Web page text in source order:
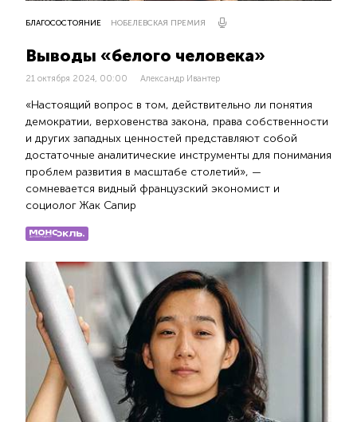
БЛАГОСОСТОЯНИЕ НОБЕЛЕВСКАЯ ПРЕМИЯ
Выводы «белого человека»
21 октября 2024, 00:00 Александр Ивантер
«Настоящий вопрос в том, действительно ли понятия
демократии, верховенства закона, права собственности
и других западных ценностей представляют собой
достаточные аналитические инструменты для понимания
проблем развития в масштабе столетий», —
сомневается видный французский экономист и
социолог Жак Сапир